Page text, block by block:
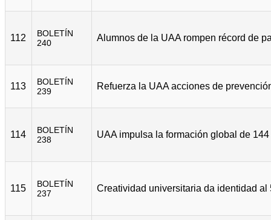
112
BOLETÍN
240
113
BOLETÍN
239
114
BOLETÍN
238
115
BOLETÍN
237